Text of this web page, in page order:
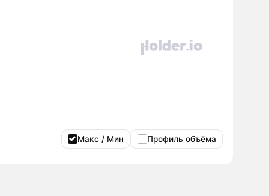
Макс / Мин Профиль объёма